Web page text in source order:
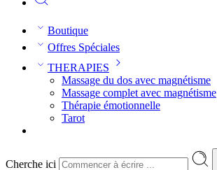
Boutique
Offres Spéciales
THERAPIES
Massage du dos avec magnétisme
Massage complet avec magnétisme
Thérapie émotionnelle
Tarot
Cherche ici